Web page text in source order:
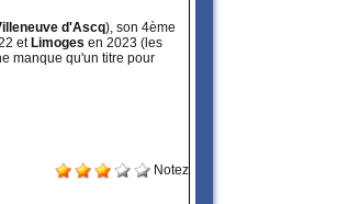
d'Ascq), son 4ème
et Limoges en 2023 (les
manque qu'un titre pour
Notez